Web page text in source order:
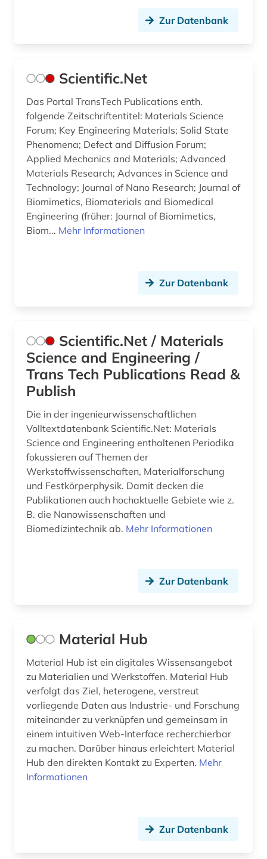
Zur Datenbank
Scientific.Net
Das Portal TransTech Publications enth.
folgende Zeitschriftentitel: Materials Science
Forum; Key Engineering Materials; Solid State
Phenomena; Defect and Diffusion Forum;
Applied Mechanics and Materials; Advanced
Materials Research; Advances in Science and
Technology; Journal of Nano Research; Journal of
Biomimetics, Biomaterials and Biomedical
Engineering (früher: Journal of Biomimetics,
Biom... Mehr Informationen
Zur Datenbank
Scientific.Net / Materials
Science and Engineering /
Trans Tech Publications Read &
Publish
Die in der ingenieurwissenschaftlichen
Volltextdatenbank Scientific.Net: Materials
Science and Engineering enthaltenen Periodika
fokussieren auf Themen der
Werkstoffwissenschaften, Materialforschung
und Festkörperphysik. Damit decken die
Publikationen auch hochaktuelle Gebiete wie z.
B. die Nanowissenschaften und
Biomedizintechnik ab. Mehr Informationen
Zur Datenbank
Material Hub
Material Hub ist ein digitales Wissensangebot
zu Materialien und Werkstoffen. Material Hub
verfolgt das Ziel, heterogene, verstreut
vorliegende Daten aus Industrie- und Forschung
miteinander zu verknüpfen und gemeinsam in
einem intuitiven Web-Interface recherchierbar
zu machen. Darüber hinaus erleichtert Material
Hub den direkten Kontakt zu Experten. Mehr
Informationen
Zur Datenbank